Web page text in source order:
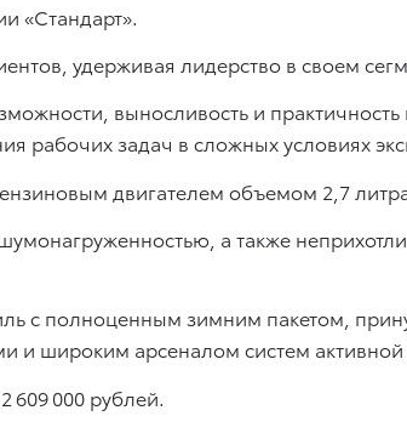
«Стандарт».
удерживая лидерство в своем
выносливость и практичность
рабочих задач в сложных условиях
двигателем объемом 2,7
а также
с полноценным зимним пакетом,
широким арсеналом систем активной
609 000 рублей.